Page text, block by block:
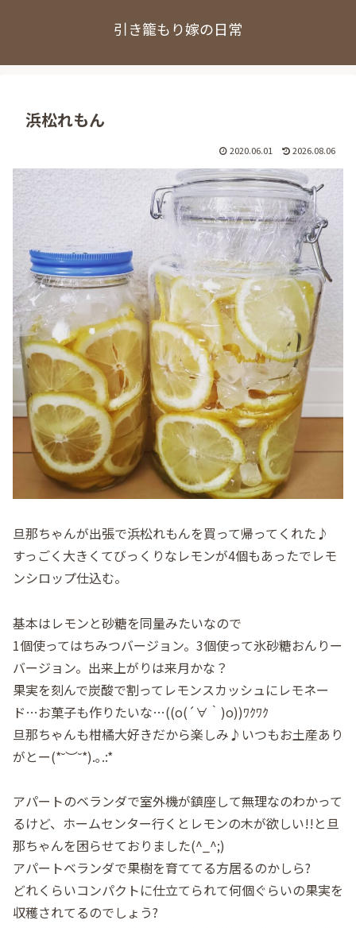
引き籠もり嫁の日常
浜松れもん
2020.06.01 2026.08.06
旦那ちゃんが出張で浜松れもんを買って帰ってくれた♪
すっごく大きくてびっくりなレモンが4個もあったでレモ
ンシロップ仕込む。
基本はレモンと砂糖を同量みたいなので
1個使ってはちみつバージョン。3個使って氷砂糖おんりー
バージョン。出来上がりは来月かな？
果実を刻んで炭酸で割ってレモンスカッシュにレモネー
ド…お菓子も作りたいな…((o(´∀｀)o))ﾜｸﾜｸ
旦那ちゃんも柑橘大好きだから楽しみ♪いつもお土産あり
がとー(*˘︶˘*).｡.:*
アパートのベランダで室外機が鎮座して無理なのわかって
るけど、ホームセンター行くとレモンの木が欲しい!!と旦
那ちゃんを困らせておりました(^_^;)
アパートベランダで果樹を育ててる方居るのかしら?
どれくらいコンパクトに仕立てられて何個ぐらいの果実を
収穫されてるのでしょう?